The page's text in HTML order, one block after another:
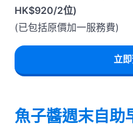
HK$920/2位)
(已包括原價加一服務費)
立
魚子醬週末自助